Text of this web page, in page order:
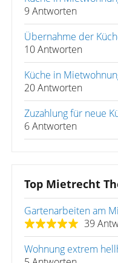
9 Antworten
Übernahme der
10 Antworten
Küche in
20 Antworten
Zuzahlung für neue
6 Antworten
Top Mietrecht
Gartenarbeiten am
39
Wohnung extrem